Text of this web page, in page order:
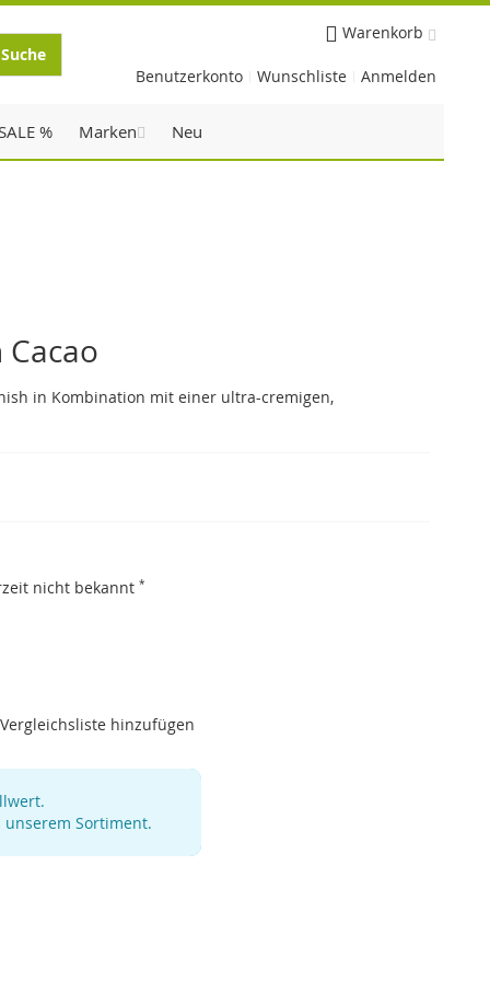
Suche
Warenkorb
Benutzerkonto Wunschliste Anmelden
% Marken Neu
in Kombination mit einer ultra-cremigen,
nicht bekannt *
hinzufügen
unserem Sortiment.